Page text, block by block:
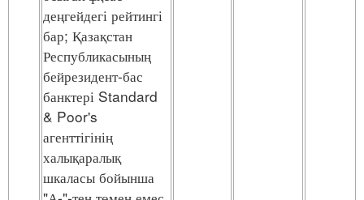
деңгейдегі рейтингі
бар; Қазақстан
Республикасының
бейрезидент-бас
банктері Standard
& Poor's
агенттігінің
халықаралық
шкаласы бойынша